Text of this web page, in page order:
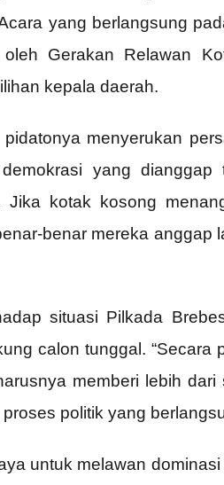
yang berlangsung
Gerakan Relawan
kepala daerah.
menyerukan
yang dianggap
Jika kotak kosong
benar mereka anggap
situasi Pilkada
calon tunggal. “Secara
memberi lebih dari
politik yang
untuk melawan dominasi